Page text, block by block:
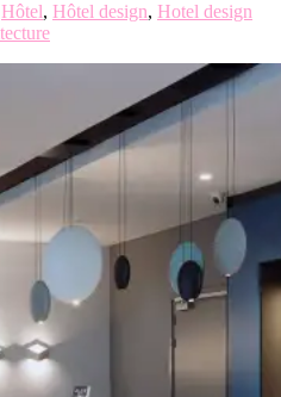
Hôtel, Hôtel design, Hotel design